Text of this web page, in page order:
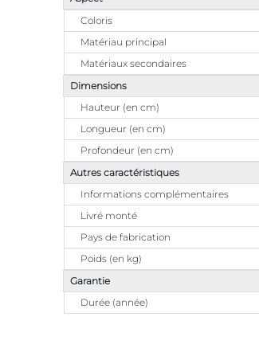
Coloris
Matériau principal
Matériaux secondaires
Dimensions
Hauteur (en cm)
Longueur (en cm)
Profondeur (en cm)
Autres caractéristiques
Informations complémentaires
Livré monté
Pays de fabrication
Poids (en kg)
Garantie
Durée (année)